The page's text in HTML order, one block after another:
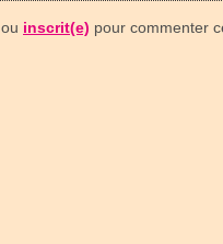
ou inscrit(e) pour commenter